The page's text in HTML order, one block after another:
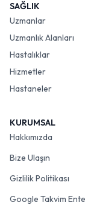
SAĞLIK
Uzmanlar
Uzmanlık Alanları
Hastalıklar
Hizmetler
Hastaneler
KURUMSAL
Hakkımızda
Bize Ulaşın
Gizlilik Politikası
Google Takvim